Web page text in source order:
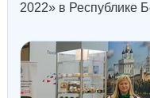
2022» в Республике